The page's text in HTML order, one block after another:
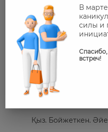
Қыз. Бойжеткен.
В
силы и
встреч!